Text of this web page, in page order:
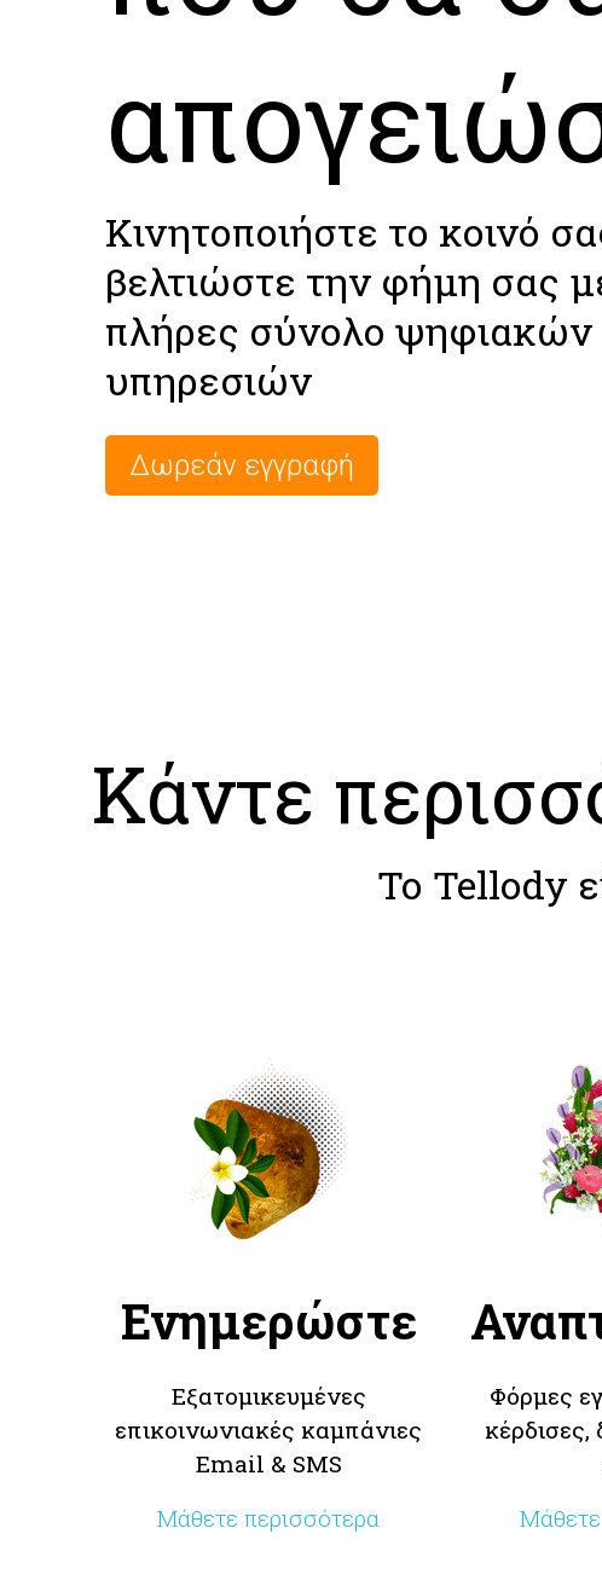
Κινητοποιήστε το κοινό
βελτιώστε την φήμη σας
πλήρες σύνολο ψηφιακών
υπηρεσιών
Δωρεάν εγγραφή
Κάντε
Το Tellody
Ενημερώστε
Εξατομικευμένες
επικοινωνιακές καμπάνιες
Email & SMS
Μάθετε περισσότερα
Φόρμες
κέρδισες,